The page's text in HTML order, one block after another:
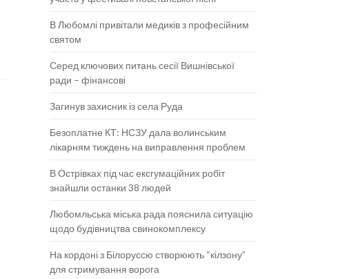
В Любомлі привітали медиків з професійним
святом
Серед ключових питань сесії Вишнівської
ради – фінансові
Загинув захисник із села Руда
Безоплатне КТ: НСЗУ дала волинським
лікарням тиждень на виправлення проблем
В Острівках під час ексгумаційних робіт
знайшли останки 38 людей
Любомльська міська рада пояснила ситуацію
щодо будівництва свинокомплексу
На кордоні з Білоруссю створюють “кілзону”
для стримування ворога